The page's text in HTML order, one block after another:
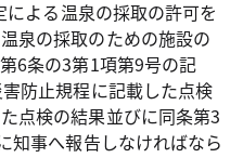
よる温泉の採取の許可を
泉の採取のための施設の
6条の3第1項第9号の記
防止規程に記載した点検
点検の結果並びに同条第3
知事へ報告しなければなら